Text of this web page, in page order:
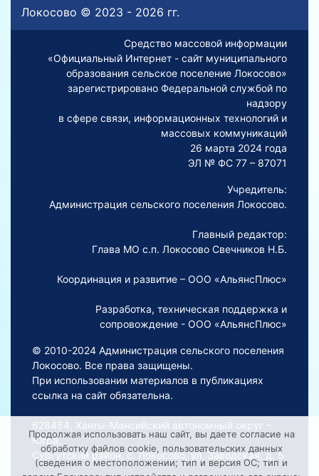
Локосово © 2023 - 2026 гг.
Средство массовой информации
«Официальный Интернет - сайт муниципального
образования сельское поселение Локосово»
зарегистрировано Федеральной службой по
надзору
в сфере связи, информационных технологий и
массовых коммуникаций
26 марта 2024 года
ЭЛ № ФС 77 – 87071
Учредитель:
Администрация сельского поселения Локосово.
Главный редактор:
Глава МО с.п. Локосово Свечников Н.Б.
Координация и развитие – ООО «АльянсПлюс»
Разработка, техническая поддержка и
сопровождение - ООО «АльянсПлюс»
© 2010-2024 Администрация сельского поселения
Локосово. Все права защищены.
При использовании материалов в публикациях
ссылка на сайт обязательна.
628454, Ханты-Мансийский автономный округ –
Югра,
Сургутский район, с. Локосово, ул. Заводская, д. 5
Продолжая использовать наш сайт, вы даете согласие на
обработку файлов cookie, пользовательских данных
(сведения о местоположении; тип и версия ОС; тип и